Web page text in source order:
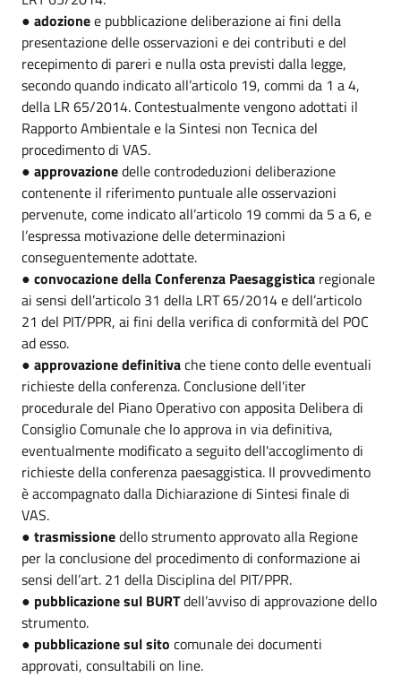
● adozionee pubblicazione deliberazione ai fini della
presentazione delle osservazioni e dei contributi e del
recepimento di pareri e nulla osta previsti dalla legge,
secondo quando indicato all’articolo 19, commi da 1 a 4,
della LR 65/2014. Contestualmente vengono adottati il
Rapporto Ambientale e la Sintesi non Tecnica del
procedimento di VAS.
● approvazionedelle controdeduzioni deliberazione
contenente il riferimento puntuale alle osservazioni
pervenute, come indicato all’articolo 19 commi da 5 a 6, e
l’espressa motivazione delle determinazioni
conseguentemente adottate.
● convocazione della Conferenza Paesaggistica regionale
ai sensi dell’articolo 31 della LRT 65/2014 e dell’articolo
21 del PIT/PPR, ai fini della verifica di conformità del POC
ad esso.
● approvazione definitivache tiene conto delle eventuali
richieste della conferenza. Conclusione dell'iter
procedurale del Piano Operativo con apposita Delibera di
Consiglio Comunale che lo approva in via definitiva,
eventualmente modificato a seguito dell'accoglimento di
richieste della conferenza paesaggistica. Il provvedimento
è accompagnato dalla Dichiarazione di Sintesi finale di
VAS.
● trasmissionedello strumento approvato alla Regione
per la conclusione del procedimento di conformazione ai
sensi dell’art. 21 della Disciplina del PIT/PPR.
● pubblicazione sul BURTdell’avviso di approvazione dello
strumento.
● pubblicazione sul sito comunale dei documenti
approvati, consultabili on line.